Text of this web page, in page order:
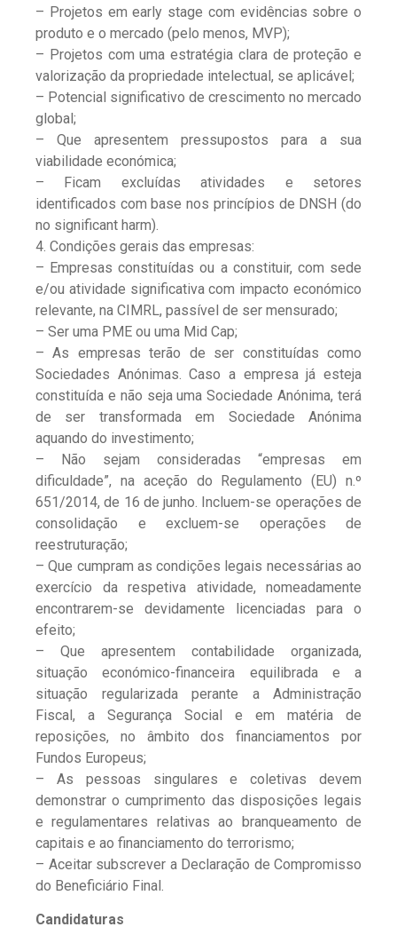
– Projetos em early stage com evidências sobre o
produto e o mercado (pelo menos, MVP);
– Projetos com uma estratégia clara de proteção e
valorização da propriedade intelectual, se aplicável;
– Potencial significativo de crescimento no mercado
global;
– Que apresentem pressupostos para a sua
viabilidade económica;
– Ficam excluídas atividades e setores
identificados com base nos princípios de DNSH (do
no significant harm).
4. Condições gerais das empresas:
– Empresas constituídas ou a constituir, com sede
e/ou atividade significativa com impacto económico
relevante, na CIMRL, passível de ser mensurado;
– Ser uma PME ou uma Mid Cap;
– As empresas terão de ser constituídas como
Sociedades Anónimas. Caso a empresa já esteja
constituída e não seja uma Sociedade Anónima, terá
de ser transformada em Sociedade Anónima
aquando do investimento;
– Não sejam consideradas “empresas em
dificuldade”, na aceção do Regulamento (EU) n.º
651/2014, de 16 de junho. Incluem-se operações de
consolidação e excluem-se operações de
reestruturação;
– Que cumpram as condições legais necessárias ao
exercício da respetiva atividade, nomeadamente
encontrarem-se devidamente licenciadas para o
efeito;
– Que apresentem contabilidade organizada,
situação económico-financeira equilibrada e a
situação regularizada perante a Administração
Fiscal, a Segurança Social e em matéria de
reposições, no âmbito dos financiamentos por
Fundos Europeus;
– As pessoas singulares e coletivas devem
demonstrar o cumprimento das disposições legais
e regulamentares relativas ao branqueamento de
capitais e ao financiamento do terrorismo;
– Aceitar subscrever a Declaração de Compromisso
do Beneficiário Final.
Candidaturas